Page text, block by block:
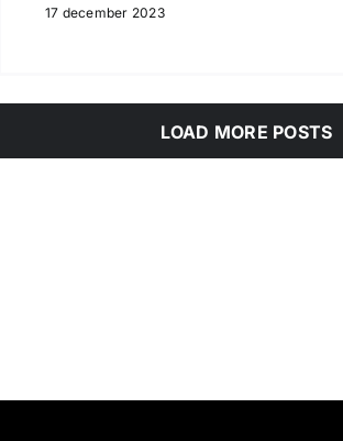
17 december 2023
LOAD MORE POSTS